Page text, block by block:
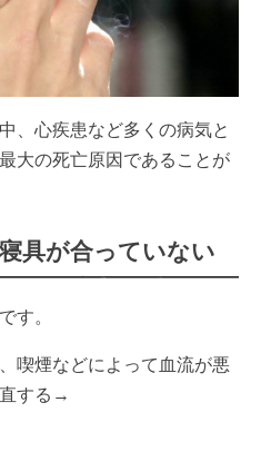
、心疾患など多くの病気と
大の死亡原因であることが
具が合っていない
す。
喫煙などによって血流が悪
する→